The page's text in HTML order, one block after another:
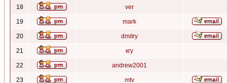
18 ver
19 mark
20 dmitry
21 кгу
22 andrew2001
23 mtv